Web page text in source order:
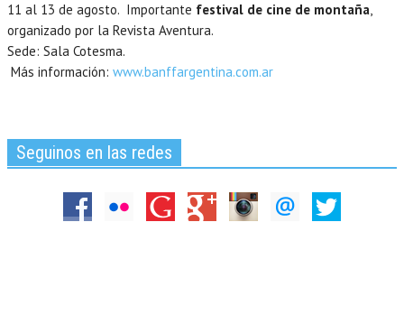
11 al 13 de agosto. Importante festival de cine de montaña,
organizado por la Revista Aventura.
Sede: Sala Cotesma.
Más información: www.banffargentina.com.ar
Seguinos en las redes